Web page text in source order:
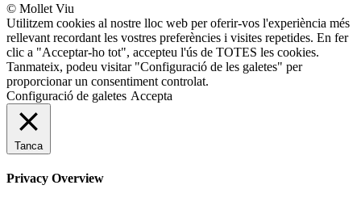
© Mollet Viu
Utilitzem cookies al nostre lloc web per oferir-vos l'experiència més
rellevant recordant les vostres preferències i visites repetides. En fer
clic a "Acceptar-ho tot", accepteu l'ús de TOTES les cookies.
Tanmateix, podeu visitar "Configuració de les galetes" per
proporcionar un consentiment controlat.
Configuració de galetes Accepta
Tanca
Privacy Overview